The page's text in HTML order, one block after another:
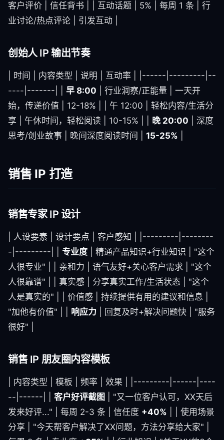
客户评价 | 信任背书 | | 互动话题 | 5% | 每周 1 条 | 行
业讨论/热点评论 | 引发互动 |
创始人 IP 输出节奏
| 时间 | 内容类型 | 说明 | 互动率 | |------|---------|--
----|-------| | 早 8:00 | 行业洞察/正能量 | 一天开
始，传递价值 | 12-18% | | 午 12:00 | 轻松内容/生活分
享 | 午休时间，轻松阅读 | 10-15% | | 晚 20:00 | 深度
思考/创业故事 | 晚间深度阅读时间 | 15-25%
销售 IP 打造
销售专家 IP 设计
| 人设要素 | 设计要点 | 客户感知 | |---------|--------
-|---------| | 专业度 | 精通产品知识+行业知识 | "这个
人很专业" | | 亲和力 | 语气友好+关心客户需求 | "这个
人很靠谱" | | 真实感 | 分享真实工作/生活状态 | "这个
人是真实的" | | 价值感 | 持续提供有用的建议和信息 |
"加他有价值" | | 响应力 | 回复及时+解决问题快 | "服务
很好" |
销售 IP 朋友圈内容模板
| 内容类型 | 模板 | 频率 | 效果 | |---------|------|----
--|------| | 客户好评截图 | "又一位客户认可，XX天后
发来好评..." | 每周 2-3 条 | 信任度 +40% | | 使用场景
分享 | "今天帮客户解决了XX问题，方法分享给大家" |